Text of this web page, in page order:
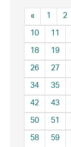
« 1 2
10
11
18
19
26
27
34
35
42
43
50
51
58
59